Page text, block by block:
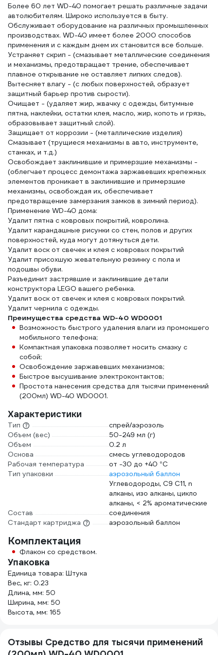
Более 60 лет WD-40 помогает решать различные задачи
автолюбителям. Широко используется в быту.
Обслуживает оборудование на различных промышленных
производствах. WD-40 имеет более 2000 способов
применения и с каждым днем их становится все больше.
Устраняет скрип - (смазывает металлические соединения
и механизмы, предотвращает трение, обеспечивает
плавное открывание не оставляет липких следов).
Вытесняет влагу - (с любых поверхностей, образует
защитный барьер против сырости).
Очищает - (удаляет жир, жвачку с одежды, битумные
пятна, наклейки, остатки клея, масло, жир, копоть и грязь,
образовывает защитный слой).
Защищает от коррозии - (металлические изделия)
Смазывает (трущиеся механизмы в авто, инструменте,
станках, и т.д.)
Освобождает заклинившие и примерзшие механизмы -
(облегчает процесс демонтажа заржавевших крепежных
элементов проникает в заклинившие и примерзшие
механизмы, освобождая их, обеспечивает
предотвращение замерзания замков в зимний период).
Применение WD-40 дома:
Удалит пятна с ковровых покрытий, ковролина.
Удалит карандашные рисунки со стен, полов и других
поверхностей, куда могут дотянуться дети.
Удалит воск от свечек и клея с ковровых покрытий
Удалит присохшую жевательную резинку с пола и
подошвы обуви.
Разъединит застрявшие и заклинившие детали
конструктора LEGO вашего ребенка.
Удалит воск от свечек и клея с ковровых покрытий.
Удалит чернила с одежды.
Преимущества средства WD-40 WD0001
Возможность быстрого удаления влаги из промокшего
мобильного телефона;
Компактная упаковка позволяет носить смазку с
собой;
Освобождение заржавевших механизмов;
Быстрое высушивание электроконтактов;
Простота нанесения средства для тысячи применений
(200мл) WD-40 WD0001.
Характеристики
Тип
спрей/аэрозоль
Объем (вес)
50-249 мл (г)
Объем
0.2 л
Основа
смесь углеводородов
Рабочая температура
от -30 до +40 °С
Тип упаковки
аэрозольный баллон
Состав
Углеводороды, C9 C11, n
алканы, изо алканы, цикло
алканы, < 2% ароматические
соединения
Стандарт картриджа
аэрозольный баллон
Комплектация
Флакон со средством.
Упаковка
Единица товара: Штука
Вес, кг: 0.23
Длина, мм: 50
Ширина, мм: 50
Высота, мм: 165
Отзывы Средство для тысячи применений